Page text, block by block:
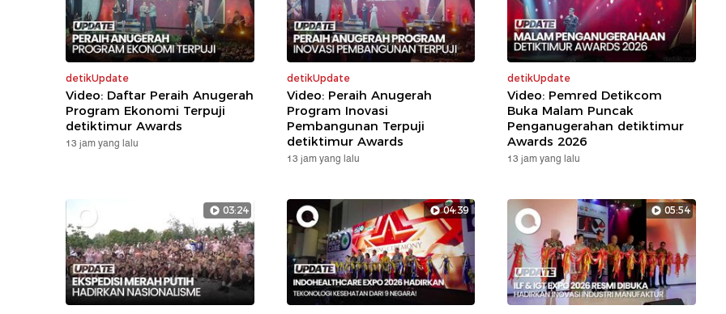
detikUpdate
Video: Daftar Peraih Anugerah
Program Ekonomi Terpuji
detiktimur Awards
13 jam yang lalu
detikUpdate
Video: Peraih Anugerah
Program Inovasi
Pembangunan Terpuji
detiktimur Awards
13 jam yang lalu
detikUpdate
Video: Pemred Detikcom
Buka Malam Puncak
Penganugerahan detiktimur
Awards 2026
13 jam yang lalu
03:24 04:39 05:54